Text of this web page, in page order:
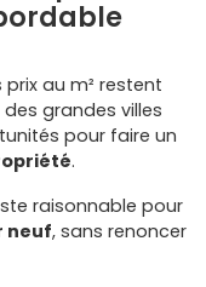
au m² restent
grandes villes
pour faire un
.
raisonnable pour
neuf, sans renoncer